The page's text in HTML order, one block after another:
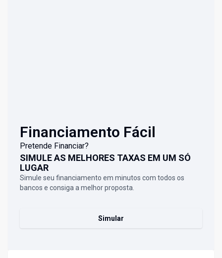
Financiamento Fácil
Pretende Financiar?
SIMULE AS MELHORES TAXAS EM UM SÓ
LUGAR
Simule seu financiamento em minutos com todos os
bancos e consiga a melhor proposta.
Simular